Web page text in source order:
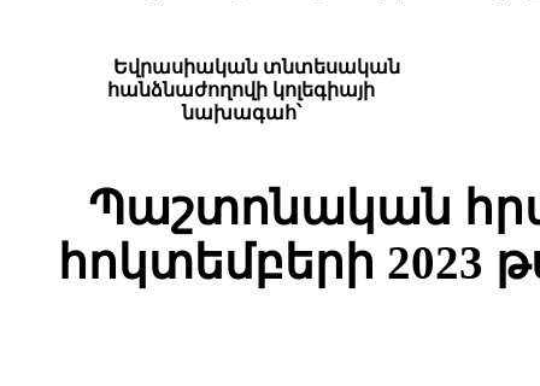
Եվրասիական տնտեսական
հանձնաժողովի կոլեգիայի
նախագահ՝
Պաշտոնական
հոկտեմբերի 2023